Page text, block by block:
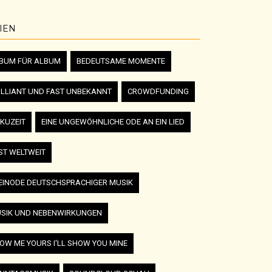
FÜR ALBUM BEDEUTSAME MOMENTE
UND FAST UNBEKANNT CROWDFUNDING
EINE UNGEWÖHNLICHE ODE AN EIN LIED
WELTWEIT
DEUTSCHSPRACHIGER MUSIK
UND NEBENWIRKUNGEN
ME YOURS I'LL SHOW YOU MINE